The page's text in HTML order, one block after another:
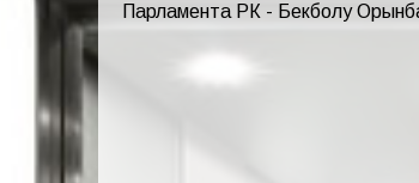
Парламента РК - Бекболу